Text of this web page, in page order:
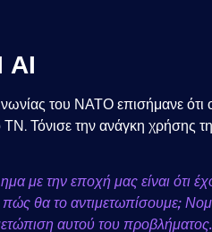
του ΝΑΤΟ επισήμανε ότι
ΤΝ. Τόνισε την ανάγκη
με την εποχή μας είναι ότι
θα το αντιμετωπίσουμε;
αυτού του